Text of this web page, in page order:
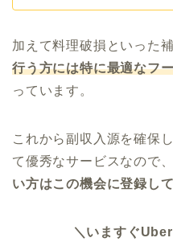
加えて料理破損といった
行う方には特に最適なフ
っています。
これから副収入源を確保
て優秀なサービスなので、
い方はこの機会に登録し
＼いますぐ